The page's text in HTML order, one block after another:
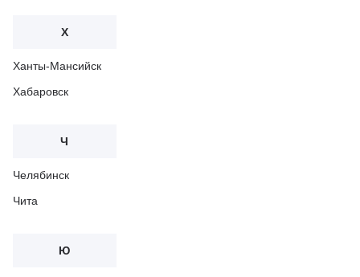
Х
Ханты-Мансийск
Хабаровск
Ч
Челябинск
Чита
Ю